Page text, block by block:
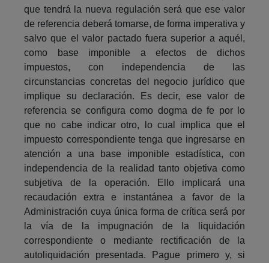
que tendrá la nueva regulación será que ese valor
de referencia deberá tomarse, de forma imperativa y
salvo que el valor pactado fuera superior a aquél,
como base imponible a efectos de dichos
impuestos, con independencia de las
circunstancias concretas del negocio jurídico que
implique su declaración. Es decir, ese valor de
referencia se configura como dogma de fe por lo
que no cabe indicar otro, lo cual implica que el
impuesto correspondiente tenga que ingresarse en
atención a una base imponible estadística, con
independencia de la realidad tanto objetiva como
subjetiva de la operación. Ello implicará una
recaudación extra e instantánea a favor de la
Administración cuya única forma de crítica será por
la vía de la impugnación de la liquidación
correspondiente o mediante rectificación de la
autoliquidación presentada. Pague primero y, si